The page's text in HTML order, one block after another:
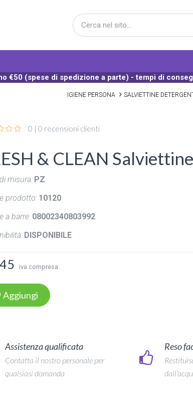
€50 (spese di spedizione a parte) - tempi di
IGIENE PERSONA SALVIETTINE
0 | 0 recensioni clienti
& CLEAN
misura: PZ
prodotto: 10120
a barre: 08002340803992
DISPONIBILE
iva compresa
Aggiungi
Assistenza qualificata
Contatta il nostro personale per
qualsiasi domanda
Reso